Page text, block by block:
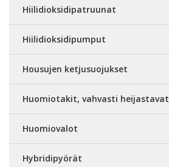
Hiilidioksidipatruunat
Hiilidioksidipumput
Housujen ketjusuojukset
Huomiotakit, vahvasti heijastavat
Huomiovalot
Hybridipyörät